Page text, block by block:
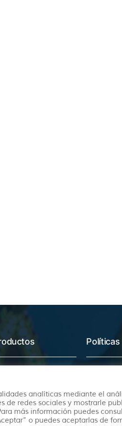
de Miel
en Autocar
Políticas
Política de
Política de
analíticas mediante el
de redes sociales y mostrarle
más información puedes
o puedes aceptarlas de